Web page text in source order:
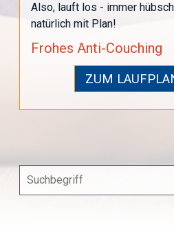
Also, lauft los - immer
natürlich mit Plan!
Frohes Anti-Couching
ZUM